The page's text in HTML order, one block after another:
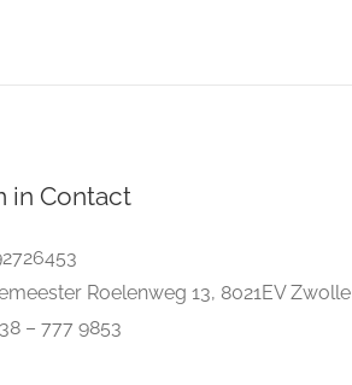
in Contact
Roelenweg 13, 8021EV Zwolle
– 777 9853